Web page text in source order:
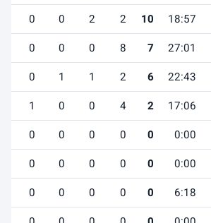
18:57
10
2
2
0
0
27:01
7
8
0
0
0
22:43
6
2
1
1
0
17:06
2
4
0
0
1
0:00
0
0
0
0
0
0:00
0
0
0
0
0
6:18
0
0
0
0
0